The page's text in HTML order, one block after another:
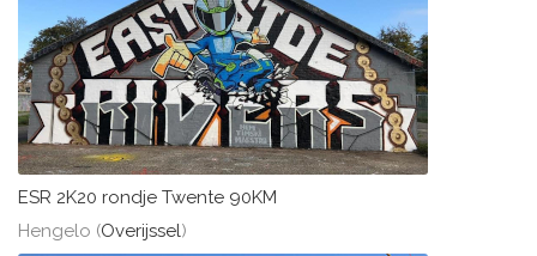
ESR 2K20 rondje Twente 90KM
Hengelo (Overijssel)